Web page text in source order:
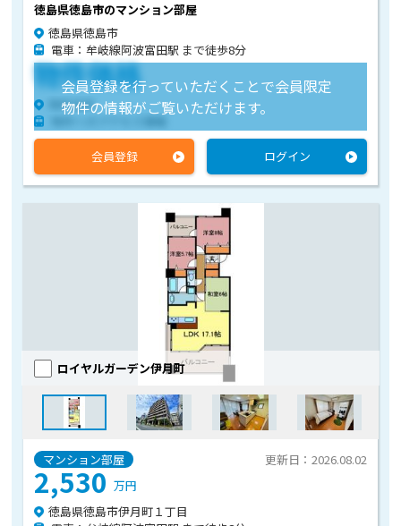
徳島県徳島市のマンション部屋
徳島県徳島市
電車：牟岐線阿波富田駅 まで徒歩8分
会員登録を行っていただくことで会員限定
物件の情報がご覧いただけます。
物件価格
物件住所
物件へのアクセス情報
会員登録 ログイン
マンション部屋
ロイヤルガーデン伊月町
更新日：2026.08.02
2,530万円
徳島県徳島市伊月町１丁目